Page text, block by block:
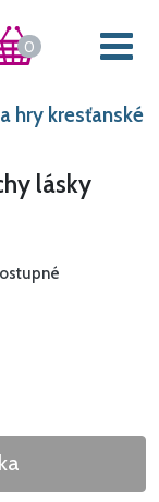
0
hry kresťanské
lásky